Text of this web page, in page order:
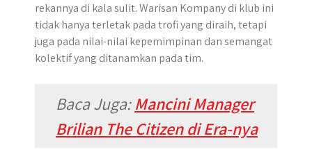
rekannya di kala sulit. Warisan Kompany di klub ini
tidak hanya terletak pada trofi yang diraih, tetapi
juga pada nilai-nilai kepemimpinan dan semangat
kolektif yang ditanamkan pada tim.
Baca Juga:Mancini Manager
Brilian The Citizen di Era-nya